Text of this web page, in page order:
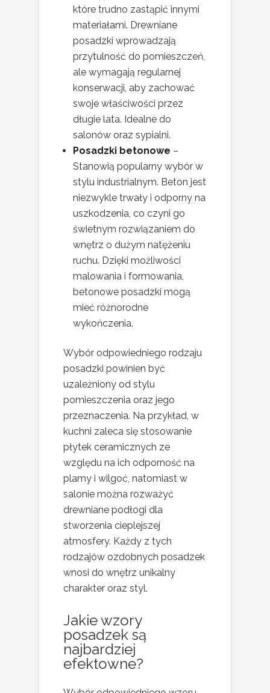
które trudno zastąpić innymi
materiałami. Drewniane
posadzki wprowadzają
przytulność do pomieszczeń,
ale wymagają regularnej
konserwacji, aby zachować
swoje właściwości przez
długie lata. Idealne do
salonów oraz sypialni.
Posadzki betonowe –
Stanowią popularny wybór w
stylu industrialnym. Beton jest
niezwykle trwały i odporny na
uszkodzenia, co czyni go
świetnym rozwiązaniem do
wnętrz o dużym natężeniu
ruchu. Dzięki możliwości
malowania i formowania,
betonowe posadzki mogą
mieć różnorodne
wykończenia.
Wybór odpowiedniego rodzaju
posadzki powinien być
uzależniony od stylu
pomieszczenia oraz jego
przeznaczenia. Na przykład, w
kuchni zaleca się stosowanie
płytek ceramicznych ze
względu na ich odporność na
plamy i wilgoć, natomiast w
salonie można rozważyć
drewniane podłogi dla
stworzenia cieplejszej
atmosfery. Każdy z tych
rodzajów ozdobnych posadzek
wnosi do wnętrz unikalny
charakter oraz styl.
Jakie wzory
posadzek są
najbardziej
efektowne?